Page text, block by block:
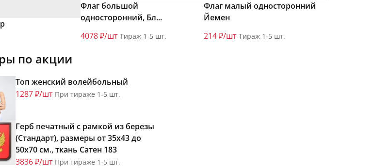
Флаг большой
односторонний, Бл...
4078 ₽/шт Тираж 1-5 шт.
Флаг малый односторонний
Йемен
214 ₽/шт Тираж 1-5 шт.
по акции
Топ женский волейбольный
1287 ₽/шт При тираже 1-5 шт.
Герб печатный с рамкой из березы
(Стандарт), размеры от 35х43 до
50х70 см., ткань Сатен 183
3836 ₽/шт При тираже 1-5 шт.